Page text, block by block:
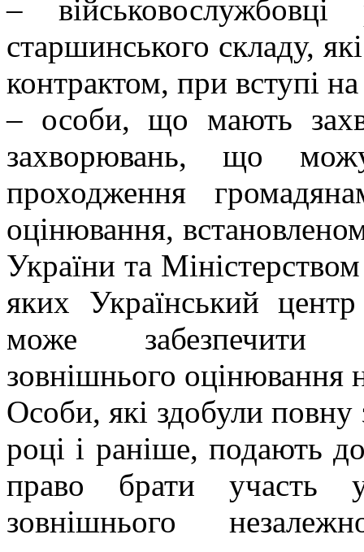
–
старшинського складу,
контрактом, при вступі
– особи, що мають
захворювань, що
проходження
оцінювання,
України та
яких Український
може забезпечити
зовнішнього оцінювання
Особи, які здобули повну
році і раніше, подають
право брати участь
зовнішнього